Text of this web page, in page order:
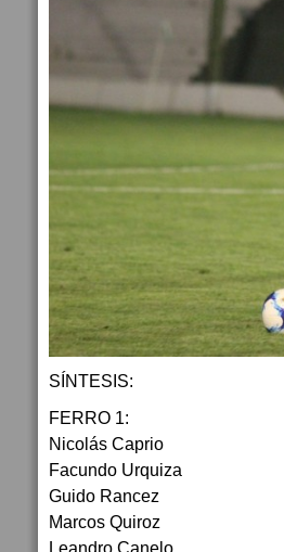
SÍNTESIS:
FERRO 1:
Nicolás Caprio
Facundo Urquiza
Guido Rancez
Marcos Quiroz
Leandro Canelo